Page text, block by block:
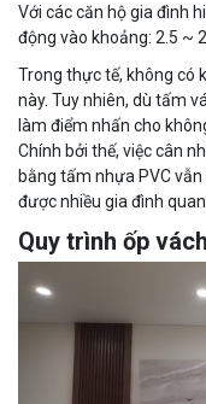
Với các căn hộ gia đình
động vào khoảng: 2.5 ~
Trong thực tế, không có
này. Tuy nhiên, dù tấm
làm điểm nhấn cho
Chính bởi thế, việc cân
bằng tấm nhựa PVC
được nhiều gia đình
Quy trình ốp